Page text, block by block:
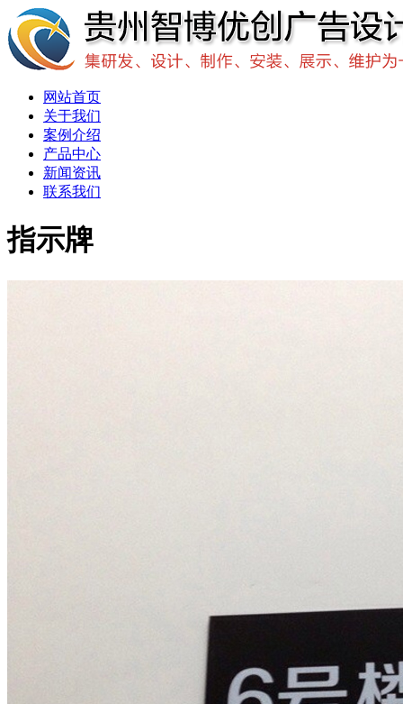
网站首页
关于我们
案例介绍
产品中心
新闻资讯
联系我们
指示牌